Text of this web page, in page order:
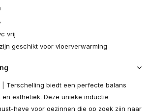
vrij
geschikt voor vloerverwarming
Terschelling biedt een perfecte balans
esthetiek. Deze unieke inductie
have voor gezinnen die op zoek zijn naar